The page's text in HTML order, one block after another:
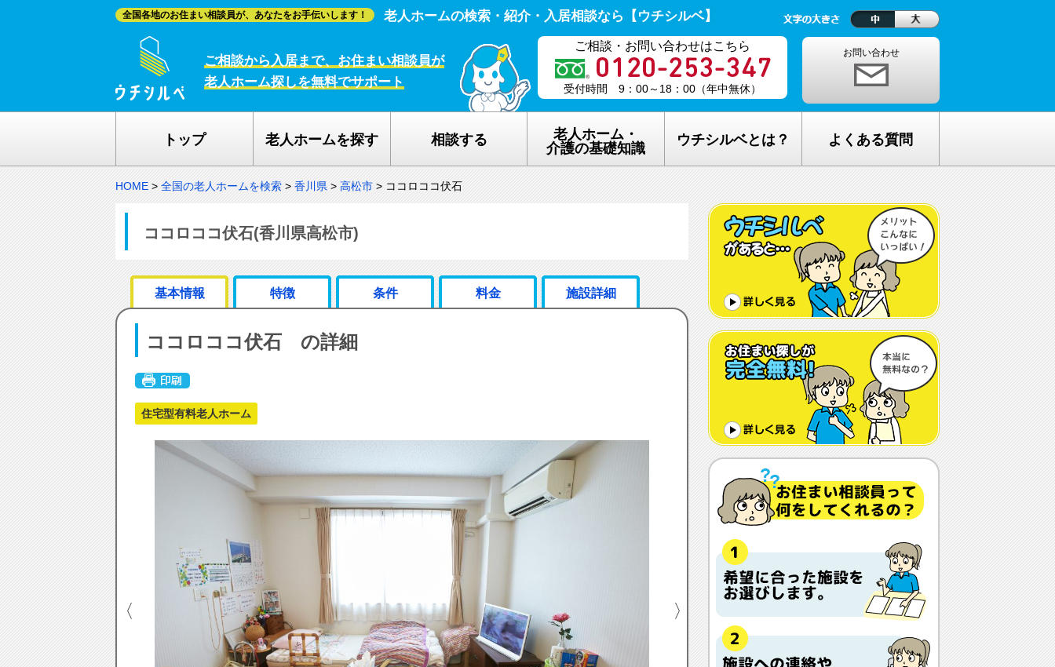
全国各地のお住まい相談員が、あなたをお手伝いします！ 老人ホームの検索・紹介・入居相談なら【ウチシルベ】
ご相談から入居まで、お住まい相談員が
老人ホーム探しを無料でサポート
ご相談・お問い合わせはこちら
受付時間 9：00～18：00（年中無休）
お問い合わせ
トップ 老人ホームを探す 相談する
老人ホーム・
介護の基礎知識
認知症について
ウチシルベとは？
老人ホーム探しが完全無料の理由
老人ホーム探し無料相談の流れ
ウチシルベのメリット
ウチシルベFC加盟について
よくある質問
老人ホームの種類が複雑でわからな
い・・
どんな人が入居しているの？
希望してもなかなか入れないのでは？
体調や病状が悪化しても最後まで住め
ますか？
認知症でも入れますか？
入居金が無料～何千万円と大きな差が
あるけど、どこが違うの？
入居するとどんな人がサービスをして
くれるの？
本当に相談無料？
他の紹介会社と「ウチシルベ」はどう
違うの？aa
HOME > 全国の老人ホームを検索 > 香川県 > 高松市 > ココロココ伏石
ココロココ伏石(香川県高松市)
基本情報 特徴 条件 料金 施設詳細
ココロココ伏石 の詳細
住宅型有料老人ホーム